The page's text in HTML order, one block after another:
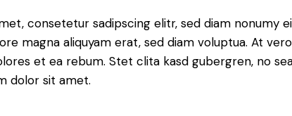
consetetur sadipscing elitr, sed diam nonumy
magna aliquyam erat, sed diam voluptua. At
et ea rebum. Stet clita kasd gubergren, no
dolor sit amet.